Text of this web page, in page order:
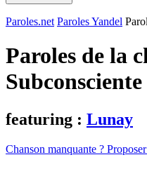
Paroles.net Paroles Yandel
Paroles de la
featuring : Lunay
Chanson manquante ?